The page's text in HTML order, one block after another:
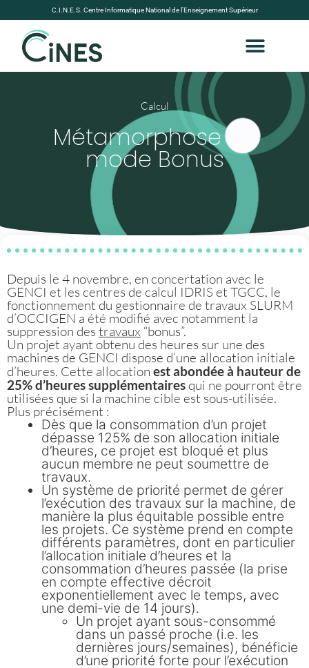
C.I.N.E.S. Centre Informatique National de l’Enseignement Supérieur
Calcul
Métamorphose du
mode Bonus
Depuis le 4 novembre, en concertation avec le
GENCI et les centres de calcul IDRIS et TGCC, le
fonctionnement du gestionnaire de travaux SLURM
d’OCCIGEN a été modifié avec notamment la
suppression des travaux “bonus”.
Un projet ayant obtenu des heures sur une des
machines de GENCI dispose d’une allocation initiale
d’heures. Cette allocation est abondée à hauteur de
25% d’heures supplémentairesqui ne pourront être
utilisées que si la machine cible est sous-utilisée.
Plus précisément :
Dès que la consommation d’un projet
dépasse 125% de son allocation initiale
d’heures, ce projet est bloqué et plus
aucun membre ne peut soumettre de
travaux.
Un système de priorité permet de gérer
l’exécution des travaux sur la machine, de
manière la plus équitable possible entre
les projets. Ce système prend en compte
différents paramètres, dont en particulier
l’allocation initiale d’heures et la
consommation d’heures passée (la prise
en compte effective décroit
exponentiellement avec le temps, avec
une demi-vie de 14 jours).
Un projet ayant sous-consommé
dans un passé proche (i.e. les
dernières jours/semaines), bénéficie
d’une priorité forte pour l’exécution